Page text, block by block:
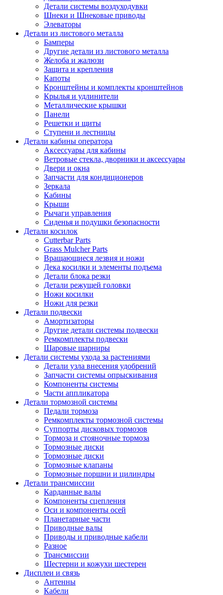
Детали системы воздуходувки
Шнеки и Шнековые приводы
Элеваторы
Детали из листового металла
Бамперы
Другие детали из листового металла
Желоба и жалюзи
Защита и крепления
Капоты
Кронштейны и комплекты кронштейнов
Крылья и удлинители
Металлические крышки
Панели
Решетки и щиты
Ступени и лестницы
Детали кабины оператора
Аксессуары для кабины
Ветровые стекла, дворники и аксессуары
Двери и окна
Запчасти для кондиционеров
Зеркала
Кабины
Крыши
Рычаги управления
Сиденья и подушки безопасности
Детали косилок
Cutterbar Parts
Grass Mulcher Parts
Вращающиеся лезвия и ножи
Дека косилки и элементы подъема
Детали блока резки
Детали режущей головки
Ножи косилки
Ножи для резки
Детали подвески
Амортизаторы
Другие детали системы подвески
Ремкомплекты подвески
Шаровые шарниры
Детали системы ухода за растениями
Детали узла внесения удобрений
Запчасти системы опрыскивания
Компоненты системы
Части аппликатора
Детали тормозной системы
Педали тормоза
Ремкомплекты тормозной системы
Суппорты дисковых тормозов
Тормоза и стояночные тормоза
Тормозные диски
Тормозные диски
Тормозные клапаны
Тормозные поршни и цилиндры
Детали трансмиссии
Карданные валы
Компоненты сцепления
Оси и компоненты осей
Планетарные части
Приводные валы
Приводы и приводные кабели
Разное
Трансмиссии
Шестерни и кожухи шестерен
Дисплеи и связь
Антенны
Кабели